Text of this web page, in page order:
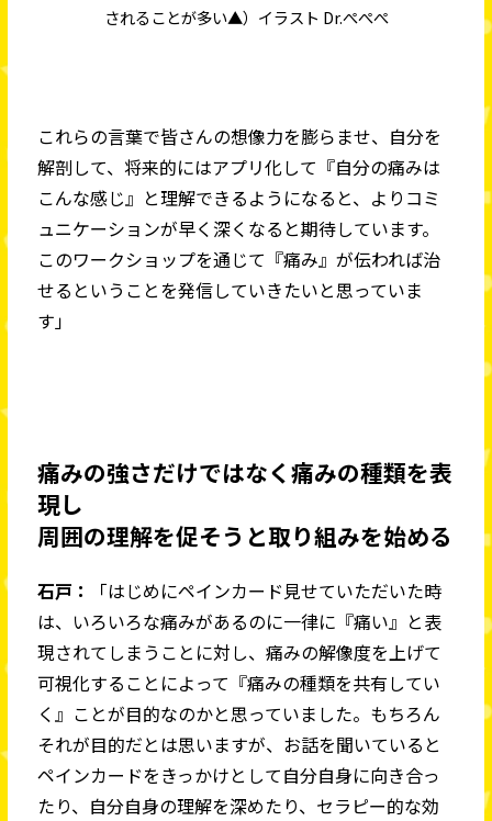
されることが多い▲）イラスト Dr.ぺぺぺ
これらの言葉で皆さんの想像力を膨らませ、自分を
解剖して、将来的にはアプリ化して『自分の痛みは
こんな感じ』と理解できるようになると、よりコミ
ュニケーションが早く深くなると期待しています。
このワークショップを通じて『痛み』が伝われば治
せるということを発信していきたいと思っていま
す」
痛みの強さだけではなく痛みの種類を表
現し
周囲の理解を促そうと取り組みを始める
石戸：
「はじめにペインカード見せていただいた時
は、いろいろな痛みがあるのに一律に『痛い』と表
現されてしまうことに対し、痛みの解像度を上げて
可視化することによって『痛みの種類を共有してい
く』ことが目的なのかと思っていました。もちろん
それが目的だとは思いますが、お話を聞いていると
ペインカードをきっかけとして自分自身に向き合っ
たり、自分自身の理解を深めたり、セラピー的な効